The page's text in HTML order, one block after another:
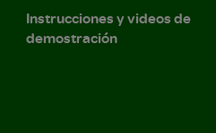
Instrucciones y videos de
demostración